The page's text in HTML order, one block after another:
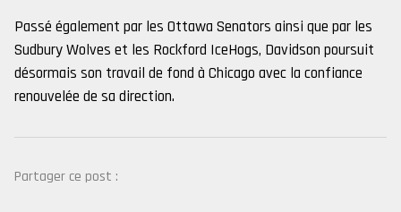
Passé également par les Ottawa Senators ainsi que par les
Sudbury Wolves et les Rockford IceHogs, Davidson poursuit
désormais son travail de fond à Chicago avec la confiance
renouvelée de sa direction.
Partager ce post :